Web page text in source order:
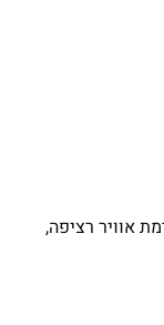
אוויר רציפה,